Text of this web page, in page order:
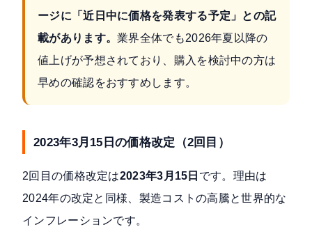
ージに「近日中に価格を発表する予定」との記
載があります。業界全体でも2026年夏以降の
値上げが予想されており、購入を検討中の方は
早めの確認をおすすめします。
2023年3月15日の価格改定（2回目）
2回目の価格改定は2023年3月15日 です。理由は
2024年の改定と同様、製造コストの高騰と世界的な
インフレーションです。